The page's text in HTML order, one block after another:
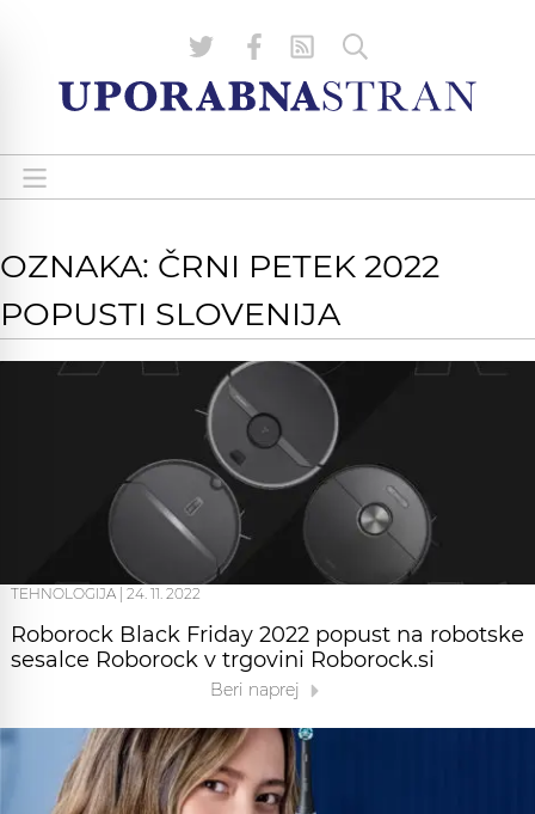
OZNAKA: ČRNI PETEK 2022
POPUSTI SLOVENIJA
TEHNOLOGIJA 24. 11. 2022
Roborock Black Friday 2022 popust na robotske
sesalce Roborock v trgovini Roborock.si
Beri naprej